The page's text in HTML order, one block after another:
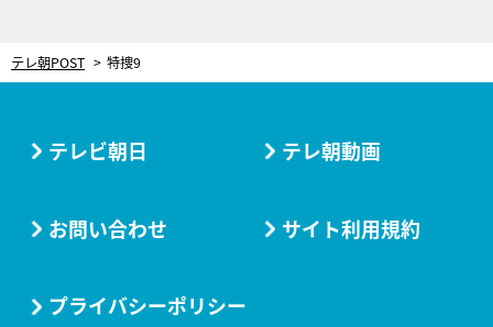
テレ朝POST 特捜9
テレビ朝日 テレ朝動画
お問い合わせ サイト利用規約
プライバシーポリシー